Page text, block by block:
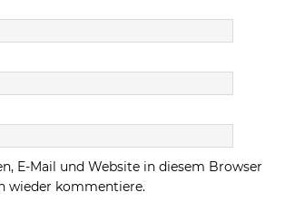
E-Mail und Website in diesem Browser
wieder kommentiere.